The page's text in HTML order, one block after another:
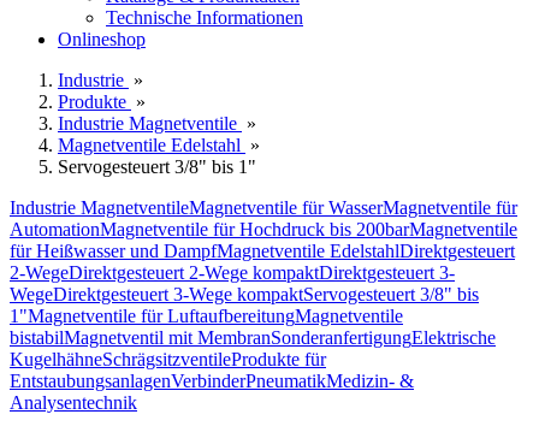
Technische Informationen
Onlineshop
Industrie »
Produkte »
Industrie Magnetventile »
Magnetventile Edelstahl »
Servogesteuert 3/8" bis 1"
Industrie MagnetventileMagnetventile für WasserMagnetventile für
AutomationMagnetventile für Hochdruck bis 200barMagnetventile
für Heißwasser und DampfMagnetventile EdelstahlDirektgesteuert
2-WegeDirektgesteuert 2-Wege kompaktDirektgesteuert 3-
WegeDirektgesteuert 3-Wege kompaktServogesteuert 3/8" bis
1"Magnetventile für LuftaufbereitungMagnetventile
bistabilMagnetventil mit MembranSonderanfertigungElektrische
KugelhähneSchrägsitzventileProdukte für
EntstaubungsanlagenVerbinderPneumatikMedizin- &
Analysentechnik